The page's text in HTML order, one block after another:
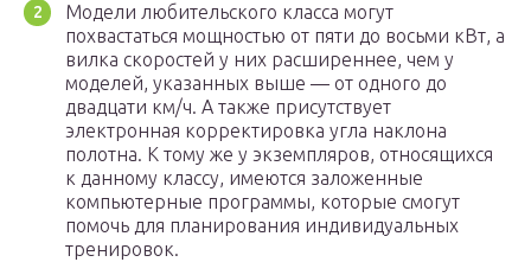
Модели любительского класса могут
похвастаться мощностью от пяти до восьми кВт, а
вилка скоростей у них расширеннее, чем у
моделей, указанных выше — от одного до
двадцати км/ч. А также присутствует
электронная корректировка угла наклона
полотна. К тому же у экземпляров, относящихся
к данному классу, имеются заложенные
компьютерные программы, которые смогут
помочь для планирования индивидуальных
тренировок.